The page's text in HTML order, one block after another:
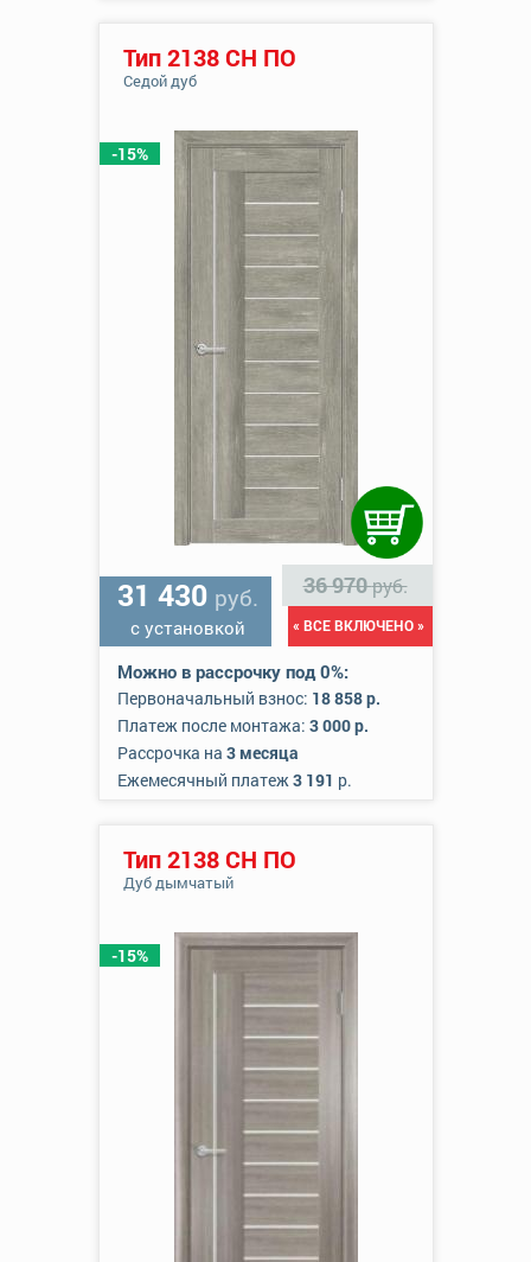
-15%
Тип 2138 СН ПО
Седой дуб
31 430 руб.
с установкой
36 970руб.
« ВСЕ ВКЛЮЧЕНО »
Можно в рассрочку под 0%:
Первоначальный взнос: 18 858 р.
Платеж после монтажа: 3 000 р.
Рассрочка на 3 месяца
Ежемесячный платеж3 191 р.
-15%
Тип 2138 СН ПО
Дуб дымчатый